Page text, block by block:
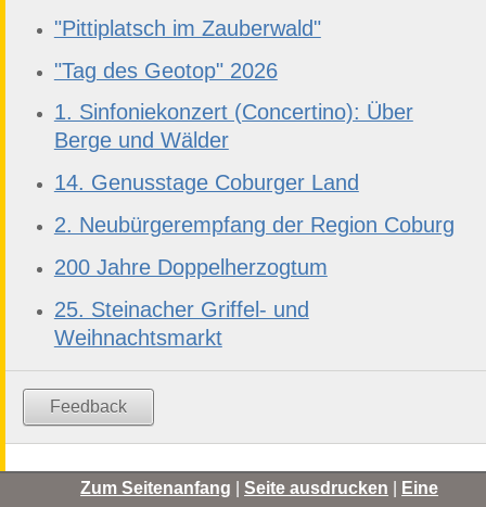
"Pittiplatsch im Zauberwald"
"Tag des Geotop" 2026
1. Sinfoniekonzert (Concertino): Über
Berge und Wälder
14. Genusstage Coburger Land
2. Neubürgerempfang der Region Coburg
200 Jahre Doppelherzogtum
25. Steinacher Griffel- und
Weihnachtsmarkt
Feedback
Zum Seitenanfang |Seite ausdrucken
Eine